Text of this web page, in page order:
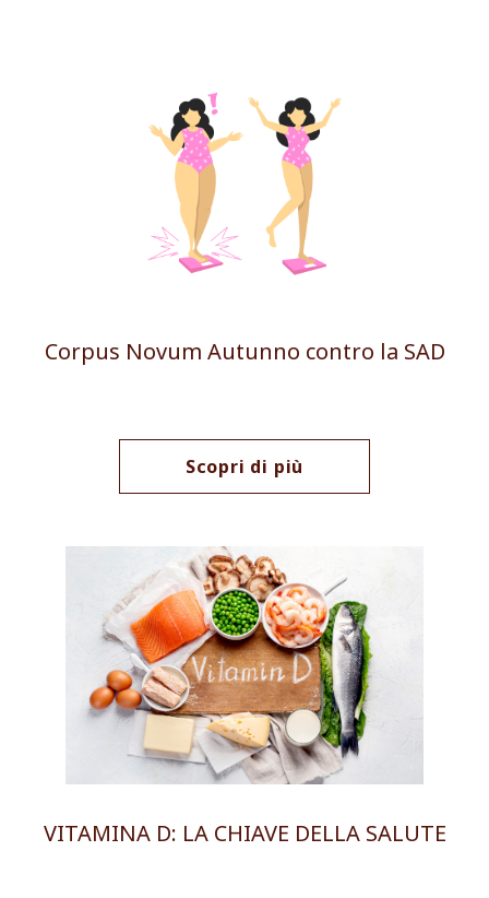
Corpus Novum Autunno contro la SAD
Scopri di più
VITAMINA D: LA CHIAVE DELLA SALUTE